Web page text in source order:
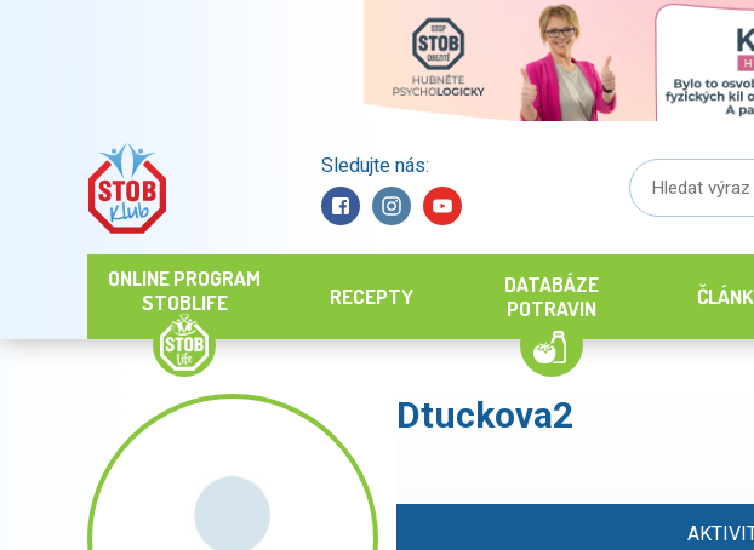
Sledujte nás:
ONLINE PROGRAM
STOBLIFE
RECEPTY
DATABÁZE
POTRAVIN
Dtuckova2